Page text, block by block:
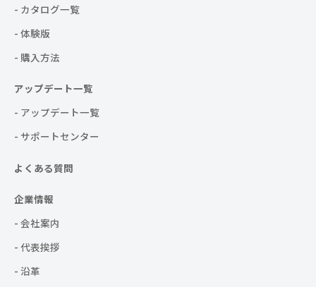
- カタログ一覧
- 体験版
- 購入方法
アップデート一覧
- アップデート一覧
- サポートセンター
よくある質問
企業情報
- 会社案内
- 代表挨拶
- 沿革